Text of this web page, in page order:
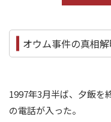
オウム事件の真相
1997年3月半ば、夕飯を
の電話が入った。